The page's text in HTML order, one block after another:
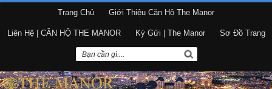
Trang Chủ Giới Thiệu Căn Hộ The Manor
Liên Hệ | CĂN HỘ THE MANOR Ký Gửi | The Manor Sơ Đồ Trang